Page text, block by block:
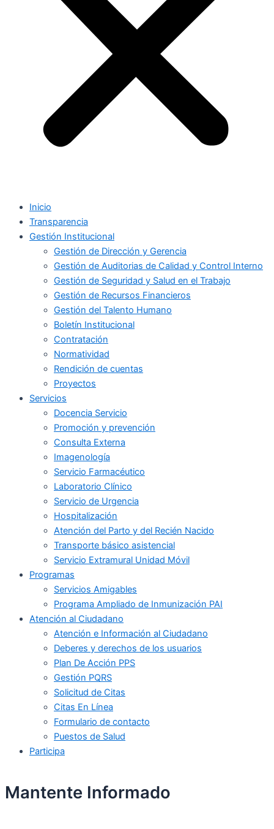
Inicio
Transparencia
Gestión Institucional
Gestión de Dirección y Gerencia
Gestión de Auditorias de Calidad y Control Interno
Gestión de Seguridad y Salud en el Trabajo
Gestión de Recursos Financieros
Gestión del Talento Humano
Boletín Institucional
Contratación
Normatividad
Rendición de cuentas
Proyectos
Servicios
Docencia Servicio
Promoción y prevención
Consulta Externa
Imagenología
Servicio Farmacéutico
Laboratorio Clínico
Servicio de Urgencia
Hospitalización
Atención del Parto y del Recién Nacido
Transporte básico asistencial
Servicio Extramural Unidad Móvil
Programas
Servicios Amigables
Programa Ampliado de Inmunización PAI
Atención al Ciudadano
Atención e Información al Ciudadano
Deberes y derechos de los usuarios
Plan De Acción PPS
Gestión PQRS
Solicitud de Citas
Citas En Línea
Formulario de contacto
Puestos de Salud
Participa
Mantente Informado